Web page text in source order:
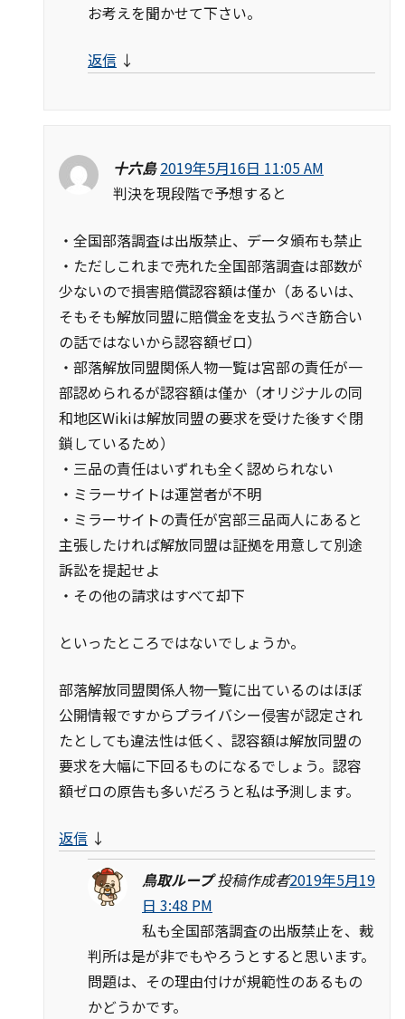
お考えを聞かせて下さい。
返信 ↓
十六島 2019年5月16日 11:05 AM
判決を現段階で予想すると
・全国部落調査は出版禁止、データ頒布も禁止
・ただしこれまで売れた全国部落調査は部数が
少ないので損害賠償認容額は僅か（あるいは、
そもそも解放同盟に賠償金を支払うべき筋合い
の話ではないから認容額ゼロ）
・部落解放同盟関係人物一覧は宮部の責任が一
部認められるが認容額は僅か（オリジナルの同
和地区Wikiは解放同盟の要求を受けた後すぐ閉
鎖しているため）
・三品の責任はいずれも全く認められない
・ミラーサイトは運営者が不明
・ミラーサイトの責任が宮部三品両人にあると
主張したければ解放同盟は証拠を用意して別途
訴訟を提起せよ
・その他の請求はすべて却下
といったところではないでしょうか。
部落解放同盟関係人物一覧に出ているのはほぼ
公開情報ですからプライバシー侵害が認定され
たとしても違法性は低く、認容額は解放同盟の
要求を大幅に下回るものになるでしょう。認容
額ゼロの原告も多いだろうと私は予測します。
返信 ↓
鳥取ループ 投稿作成者2019年5月19
日 3:48 PM
私も全国部落調査の出版禁止を、裁
判所は是が非でもやろうとすると思います。
問題は、その理由付けが規範性のあるもの
かどうかです。